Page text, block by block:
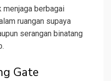
menjaga berbagai
ruangan supaya
serangan binatang
Gate